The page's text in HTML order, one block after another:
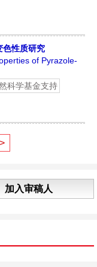
色性质研究
of Pyrazole-
科学基金支持
>
加入审稿人